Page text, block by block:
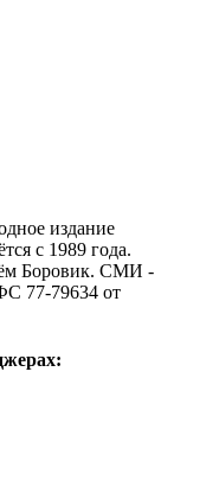
издание
с 1989 года.
Боровик. CМИ -
77-79634 от